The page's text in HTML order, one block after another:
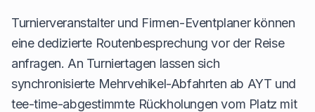
Turnierveranstalter und Firmen-Eventplaner können
eine dedizierte Routenbesprechung vor der Reise
anfragen. An Turniertagen lassen sich
synchronisierte Mehrvehikel-Abfahrten ab AYT und
tee-time-abgestimmte Rückholungen vom Platz mit